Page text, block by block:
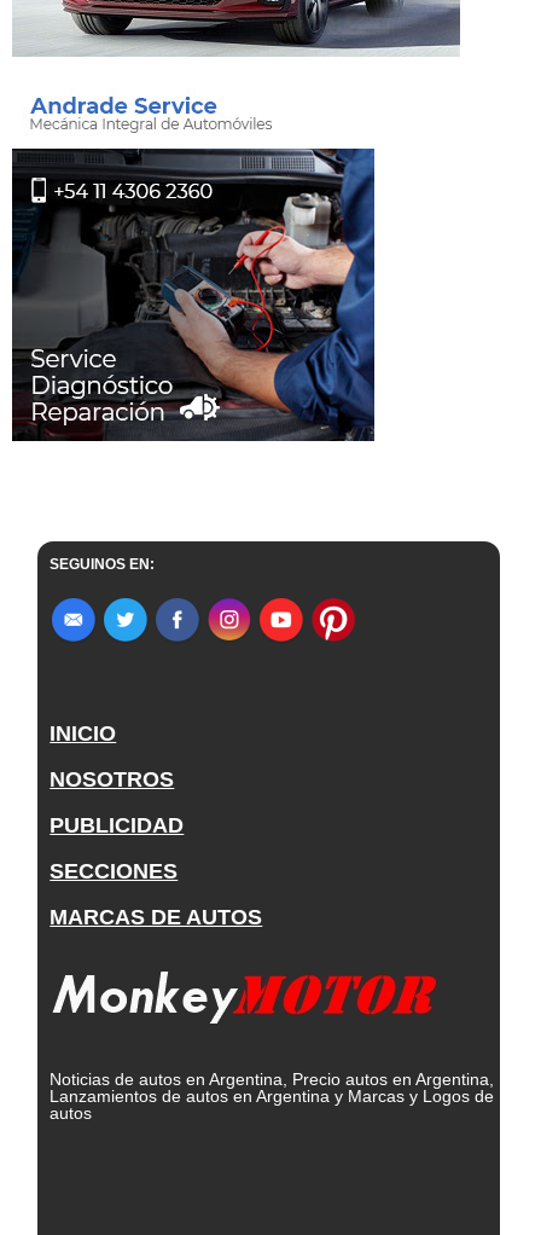
SEGUINOS EN:
INICIO
NOSOTROS
PUBLICIDAD
SECCIONES
MARCAS DE AUTOS
Noticias de autos en Argentina, Precio autos en Argentina,
Lanzamientos de autos en Argentina y Marcas y Logos de
autos